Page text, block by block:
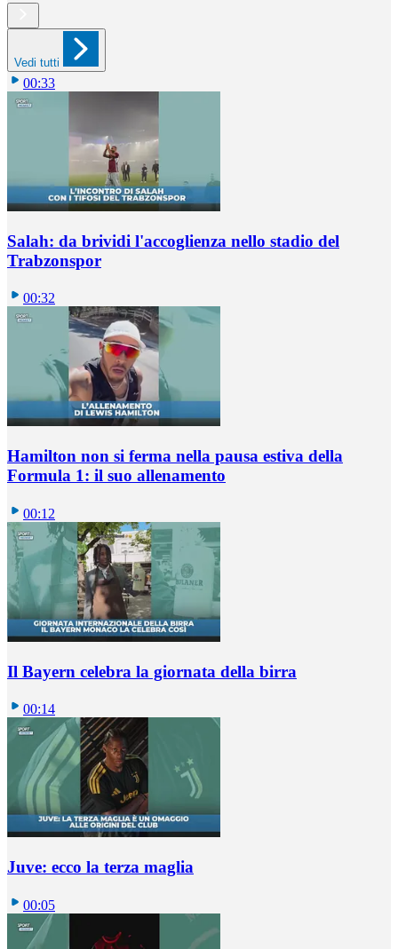
Vedi tutti
00:33
Salah: da brividi l'accoglienza nello stadio del
Trabzonspor
00:32
Hamilton non si ferma nella pausa estiva della
Formula 1: il suo allenamento
00:12
Il Bayern celebra la giornata della birra
00:14
Juve: ecco la terza maglia
00:05